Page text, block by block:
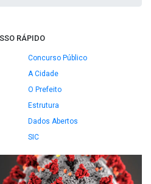
RÁPIDO
Concurso Público
A Cidade
O Prefeito
Estrutura
Dados Abertos
SIC